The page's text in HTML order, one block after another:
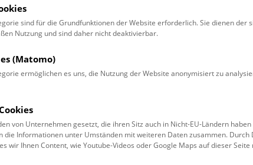
finden Sie
Erwachsene (0)
Familien (0)
Führungen &
Kulinarik &
sind für die Grundfunktionen der Website erforderlich. Sie dienen der
Nutzung und sind daher nicht deaktivierbar.
(Matomo)
ermöglichen es uns, die Nutzung der Website anonymisiert zu
von Unternehmen gesetzt, die ihren Sitz auch in Nicht-EU-Ländern haben
die Informationen unter Umständen mit weiteren Daten zusammen. Durch
wir Ihnen Content, wie Youtube-Videos oder Google Maps auf dieser